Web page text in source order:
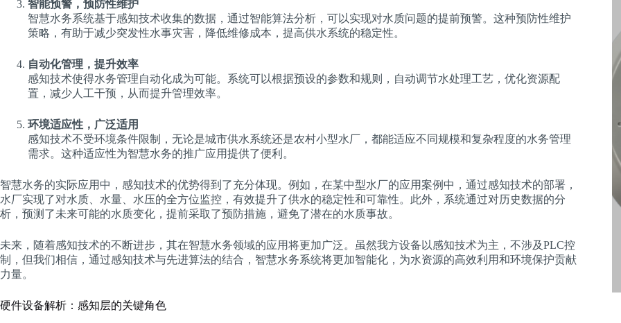
智能预警，预防性维护
智慧水务系统基于感知技术收集的数据，通过智能算法分析，可以实现对水质问题的提前预警。这种预防性维护
策略，有助于减少突发性水事灾害，降低维修成本，提高供水系统的稳定性。
自动化管理，提升效率
感知技术使得水务管理自动化成为可能。系统可以根据预设的参数和规则，自动调节水处理工艺，优化资源配
置，减少人工干预，从而提升管理效率。
环境适应性，广泛适用
感知技术不受环境条件限制，无论是城市供水系统还是农村小型水厂，都能适应不同规模和复杂程度的水务管理
需求。这种适应性为智慧水务的推广应用提供了便利。
智慧水务的实际应用中，感知技术的优势得到了充分体现。例如，在某中型水厂的应用案例中，通过感知技术的部署，
水厂实现了对水质、水量、水压的全方位监控，有效提升了供水的稳定性和可靠性。此外，系统通过对历史数据的分
析，预测了未来可能的水质变化，提前采取了预防措施，避免了潜在的水质事故。
未来，随着感知技术的不断进步，其在智慧水务领域的应用将更加广泛。虽然我方设备以感知技术为主，不涉及PLC控
制，但我们相信，通过感知技术与先进算法的结合，智慧水务系统将更加智能化，为水资源的高效利用和环境保护贡献
力量。
硬件设备解析：感知层的关键角色